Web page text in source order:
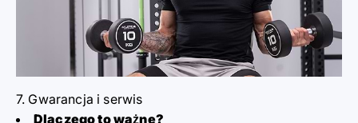
7. Gwarancja i serwis
Dlaczego to ważne?